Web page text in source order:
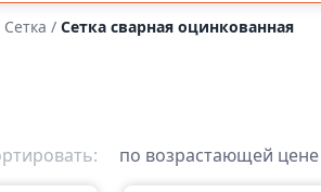
Сетка / Сетка сварная оцинкованная
по возрастающей цене